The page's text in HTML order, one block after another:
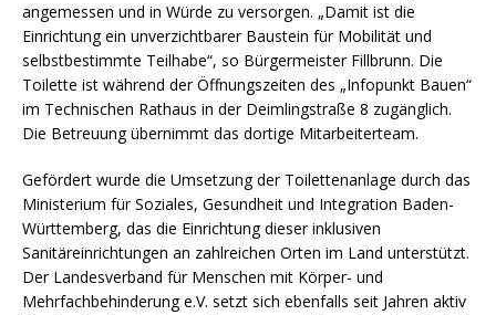
angemessen und in Würde zu versorgen. „Damit ist die
Einrichtung ein unverzichtbarer Baustein für Mobilität und
selbstbestimmte Teilhabe“, so Bürgermeister Fillbrunn. Die
Toilette ist während der Öffnungszeiten des „Infopunkt Bauen“
im Technischen Rathaus in der Deimlingstraße 8 zugänglich.
Die Betreuung übernimmt das dortige Mitarbeiterteam.
Gefördert wurde die Umsetzung der Toilettenanlage durch das
Ministerium für Soziales, Gesundheit und Integration Baden-
Württemberg, das die Einrichtung dieser inklusiven
Sanitäreinrichtungen an zahlreichen Orten im Land unterstützt.
Der Landesverband für Menschen mit Körper- und
Mehrfachbehinderung e.V. setzt sich ebenfalls seit Jahren aktiv